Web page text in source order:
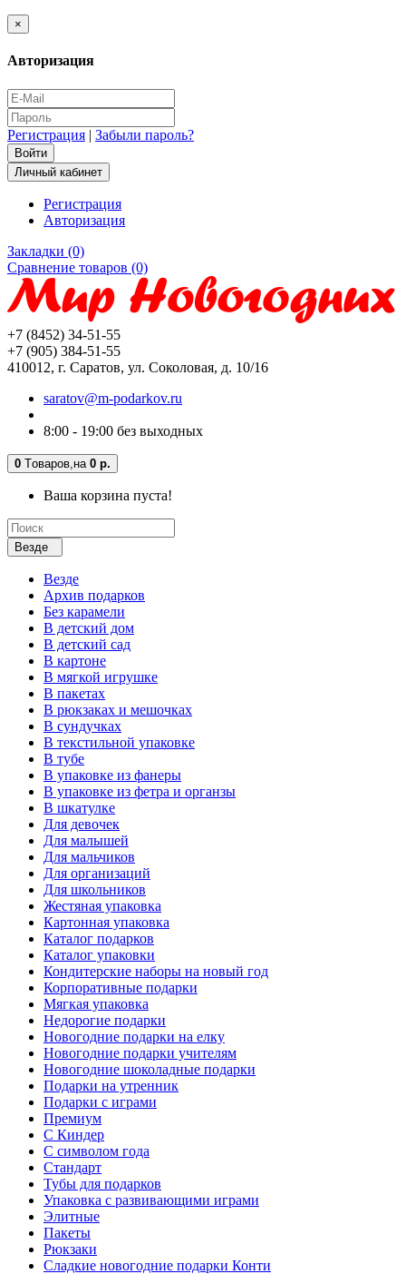
×
Авторизация
Регистрация | Забыли пароль?
Личный кабинет
Регистрация
Авторизация
Закладки (0)
Сравнение товаров (0)
+7 (8452) 34-51-55
+7 (905) 384-51-55
410012, г. Саратов, ул. Соколовая, д. 10/16
saratov@m-podarkov.ru
8:00 - 19:00 без выходных
0 Tоваров, на 0 р.
Ваша корзина пуста!
Везде
Везде
Архив подарков
Без карамели
В детский дом
В детский сад
В картоне
В мягкой игрушке
В пакетах
В рюкзаках и мешочках
В сундучках
В текстильной упаковке
В тубе
В упаковке из фанеры
В упаковке из фетра и органзы
В шкатулке
Для девочек
Для малышей
Для мальчиков
Для организаций
Для школьников
Жестяная упаковка
Картонная упаковка
Каталог подарков
Каталог упаковки
Кондитерские наборы на новый год
Корпоративные подарки
Мягкая упаковка
Недорогие подарки
Новогодние подарки на елку
Новогодние подарки учителям
Новогодние шоколадные подарки
Подарки на утренник
Подарки с играми
Премиум
С Киндер
С символом года
Стандарт
Тубы для подарков
Упаковка с развивающими играми
Элитные
Пакеты
Рюкзаки
Сладкие новогодние подарки Конти